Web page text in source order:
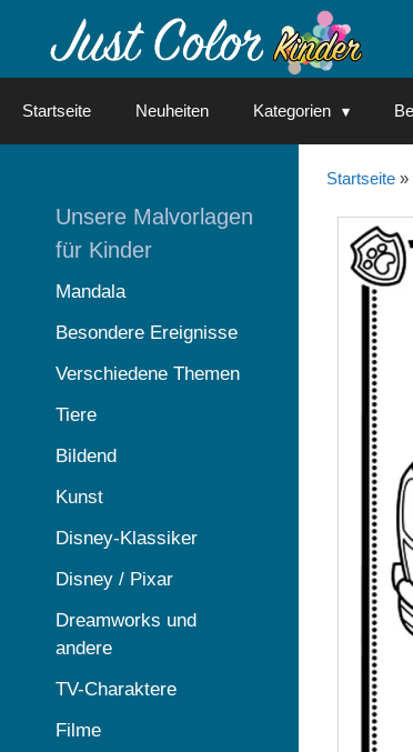
Startseite Neuheiten Kategorien
Startseite»
Unsere Malvorlagen
für Kinder
Mandala
Besondere Ereignisse
Verschiedene Themen
Tiere
Bildend
Kunst
Disney-Klassiker
Disney / Pixar
Dreamworks und
andere
TV-Charaktere
Filme